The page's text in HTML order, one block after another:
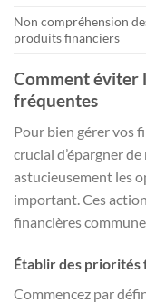
Non compréhension
produits financiers
Comment éviter
fréquentes
Pour bien gérer vos
crucial d’épargner
astucieusement les
important. Ces
financières
Établir des priorités
Commencez par